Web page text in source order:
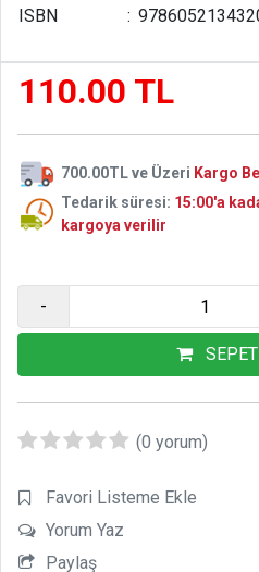
ISBN
:
110.00 TL
700.00TL ve Üzeri Kargo
Tedarik süresi: 15:00'a
kargoya verilir
-
(0 yorum)
Favori Listeme Ekle
Yorum Yaz
Paylaş